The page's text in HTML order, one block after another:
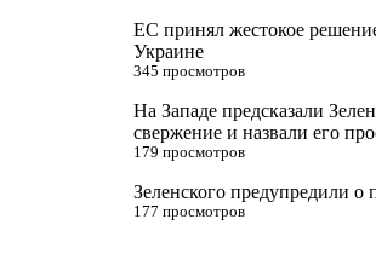
ЕС принял жестокое
Украине
345 просмотров
На Западе предсказали
свержение и назвали его
179 просмотров
Зеленского предупредили о
177 просмотров